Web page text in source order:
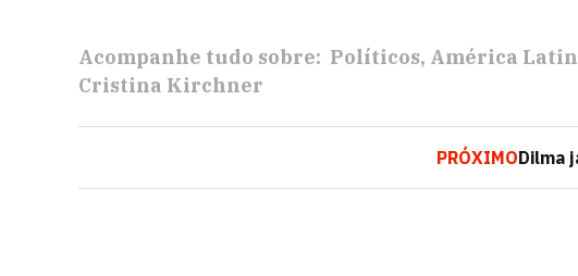
Acompanhe tudo sobre: Políticos América
Cristina Kirchner
PRÓXIMODilma